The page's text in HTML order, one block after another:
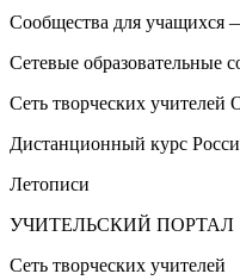
Сообщества для учащихся
Сетевые образовательные
Сеть творческих учителей
Дистанционный курс
Летописи
УЧИТЕЛЬСКИЙ ПОРТАЛ
Сеть творческих учителей